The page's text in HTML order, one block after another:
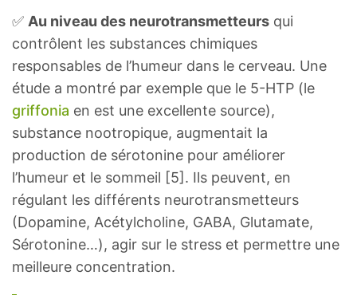
✅ Au niveau des neurotransmetteurs qui
contrôlent les substances chimiques
responsables de l’humeur dans le cerveau. Une
étude a montré par exemple que le 5-HTP (le
griffonia en est une excellente source),
substance nootropique, augmentait la
production de sérotonine pour améliorer
l’humeur et le sommeil [5]. Ils peuvent, en
régulant les différents neurotransmetteurs
(Dopamine, Acétylcholine, GABA, Glutamate,
Sérotonine…), agir sur le stress et permettre une
meilleure concentration.